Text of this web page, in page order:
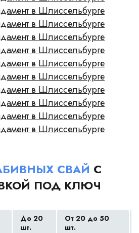
СВАЙ С
ПОД КЛЮЧ
До 20
шт.
От 20 до 50
шт.